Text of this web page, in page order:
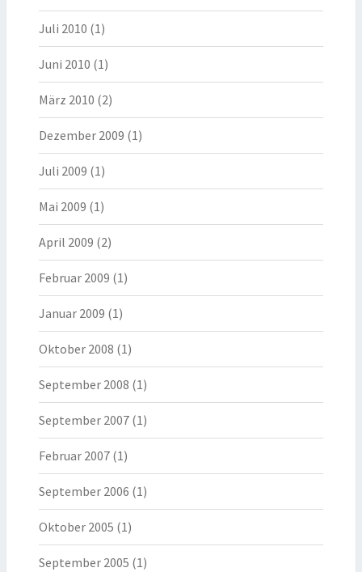
Juli 2010 (1)
Juni 2010 (1)
März 2010 (2)
Dezember 2009 (1)
Juli 2009 (1)
Mai 2009 (1)
April 2009 (2)
Februar 2009 (1)
Januar 2009 (1)
Oktober 2008 (1)
September 2008 (1)
September 2007 (1)
Februar 2007 (1)
September 2006 (1)
Oktober 2005 (1)
September 2005 (1)